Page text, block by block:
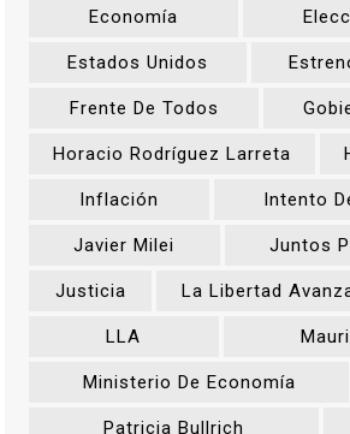
Economía
Estados Unidos
Frente De Todos
Horacio Rodríguez Larreta
Inflación Intento
Javier Milei Juntos
Justicia La Libertad
LLA
Ministerio De Economía
Patricia Bullrich